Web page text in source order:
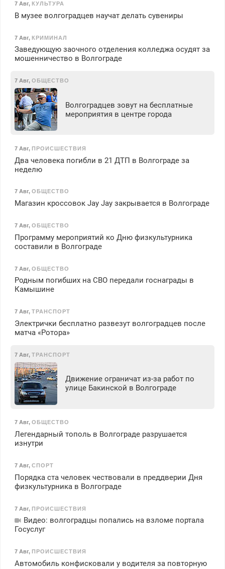
7 Авг, КУЛЬТУРА
В музее волгоградцев научат делать сувениры
7 Авг, КРИМИНАЛ
Заведующую заочного отделения колледжа осудят за
мошенничество в Волгограде
7 Авг, ОБЩЕСТВО
Волгоградцев зовут на бесплатные
мероприятия в центре города
7 Авг, ПРОИСШЕСТВИЯ
Два человека погибли в 21 ДТП в Волгограде за
неделю
7 Авг, ОБЩЕСТВО
Магазин кроссовок Jay Jay закрывается в Волгограде
7 Авг, ОБЩЕСТВО
Программу мероприятий ко Дню физкультурника
составили в Волгограде
7 Авг, ОБЩЕСТВО
Родным погибших на СВО передали госнаграды в
Камышине
7 Авг, ТРАНСПОРТ
Электрички бесплатно развезут волгоградцев после
матча «Ротора»
7 Авг, ТРАНСПОРТ
Движение ограничат из-за работ по
улице Бакинской в Волгограде
7 Авг, ОБЩЕСТВО
Легендарный тополь в Волгограде разрушается
изнутри
7 Авг, СПОРТ
Порядка ста человек чествовали в преддверии Дня
физкультурника в Волгограде
7 Авг, ПРОИСШЕСТВИЯ
Видео: волгоградцы попались на взломе портала
Госуслуг
7 Авг, ПРОИСШЕСТВИЯ
Автомобиль конфисковали у водителя за повторную